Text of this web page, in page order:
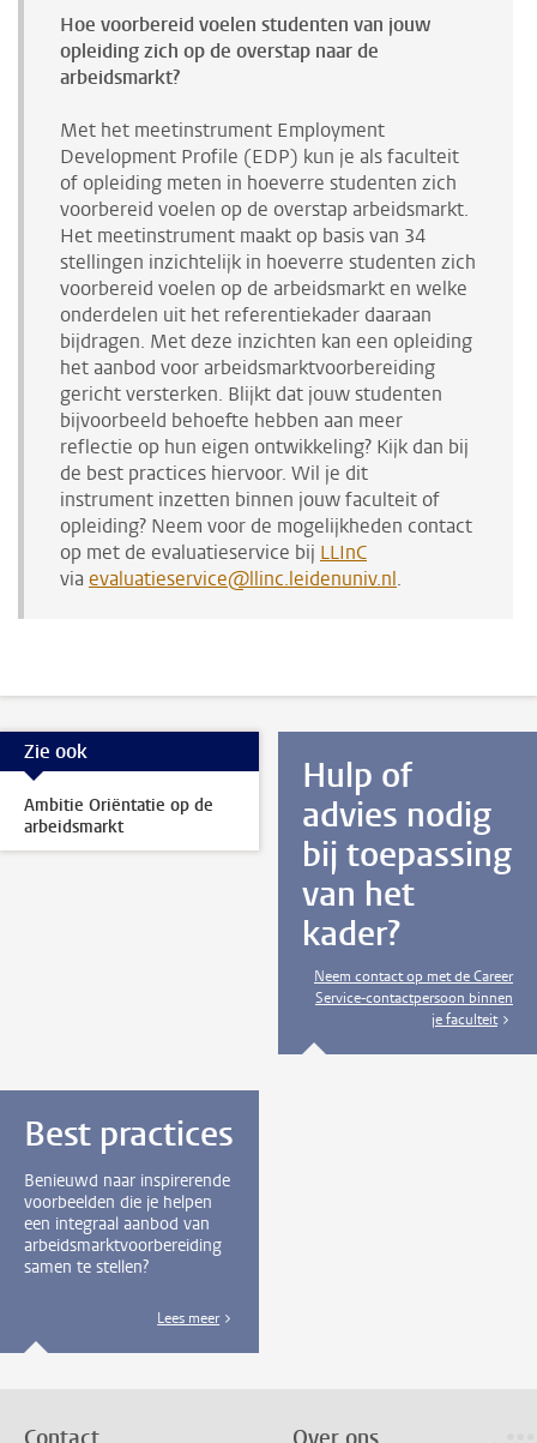
Hoe voorbereid voelen studenten van jouw
opleiding zich op de overstap naar de
arbeidsmarkt?
Met het meetinstrument Employment
Development Profile (EDP) kun je als faculteit
of opleiding meten in hoeverre studenten zich
voorbereid voelen op de overstap arbeidsmarkt.
Het meetinstrument maakt op basis van 34
stellingen inzichtelijk in hoeverre studenten zich
voorbereid voelen op de arbeidsmarkt en welke
onderdelen uit het referentiekader daaraan
bijdragen. Met deze inzichten kan een opleiding
het aanbod voor arbeidsmarktvoorbereiding
gericht versterken. Blijkt dat jouwstudenten
bijvoorbeeld behoefte hebben aan meer
reflectie op hun eigen ontwikkeling? Kijk dan bij
de best practices hiervoor. Wil je dit
instrument inzetten binnen jouw faculteit of
opleiding? Neem voor de mogelijkheden contact
op met de evaluatieservice bij LLInC
via evaluatieservice@llinc.leidenuniv.nl.
Zie ook
Ambitie Oriëntatie op de
arbeidsmarkt
Hulp of
advies nodig
bij toepassing
van het
kader?
Neem contact op met de Career
Service-contactpersoon binnen
je faculteit
Best practices
Benieuwd naar inspirerende
voorbeelden die je helpen
een integraal aanbod van
arbeidsmarktvoorbereiding
samen te stellen?
Lees meer